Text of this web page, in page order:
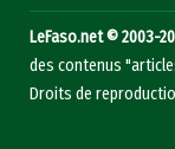
LeFaso.net © 2003-
des contenus
Droits de